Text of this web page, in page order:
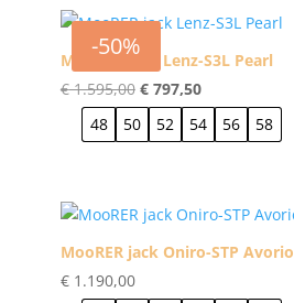
-50%
MooRER jack Lenz-S3L Pearl
€1.595,00 Oorspronkelijke
prijs
was:
€797,50Huidige
prijs
is:
48 50 52 54 56 58
MooRER jack Oniro-STP Avorio
€1.190,00